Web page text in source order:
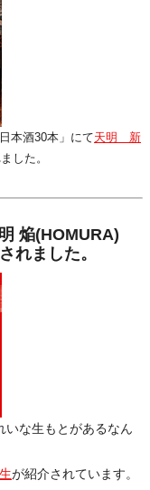
本酒30本」にて天明 新
した。
焔(HOMURA)
れました。
な生もとがあるなん
が紹介されています。